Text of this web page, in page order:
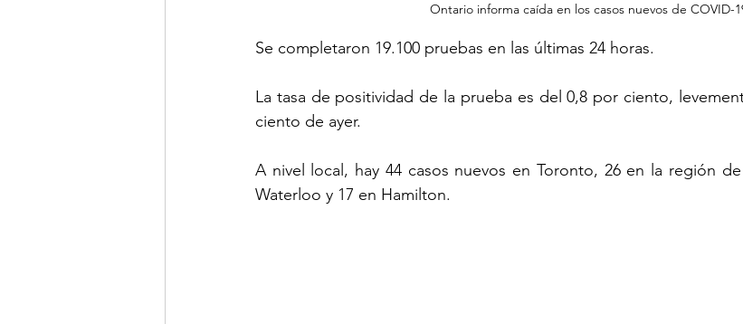
Ontario informa caída en los casos nuevos de COVID-
Se completaron 19.100 pruebas en las últimas 24 horas.
La tasa de positividad de la prueba es del 0,8 por ciento,
ciento de ayer.
A nivel local, hay 44 casos nuevos en Toronto, 26 en la región
Waterloo y 17 en Hamilton.